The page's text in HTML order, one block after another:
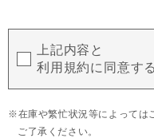
上記内容と
利用規約に同意する
在庫や繁忙状況等によっては
ご了承ください。